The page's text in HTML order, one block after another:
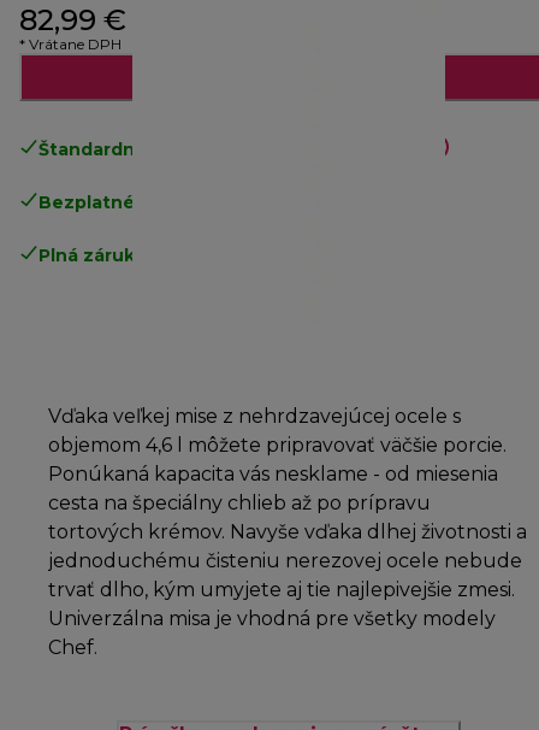
82,99 €
* Vrátane DPH
Štandardné bezplatné doručenie
Bezplatné vrátenie tovaru
Plná záruka výrobcu
Vďaka veľkej mise z nehrdzavejúcej ocele s
objemom 4,6 l môžete pripravovať väčšie porcie.
Ponúkaná kapacita vás nesklame - od miesenia
cesta na špeciálny chlieb až po prípravu
tortových krémov. Navyše vďaka dlhej životnosti a
jednoduchému čisteniu nerezovej ocele nebude
trvať dlho, kým umyjete aj tie najlepivejšie zmesi.
Univerzálna misa je vhodná pre všetky modely
Chef.